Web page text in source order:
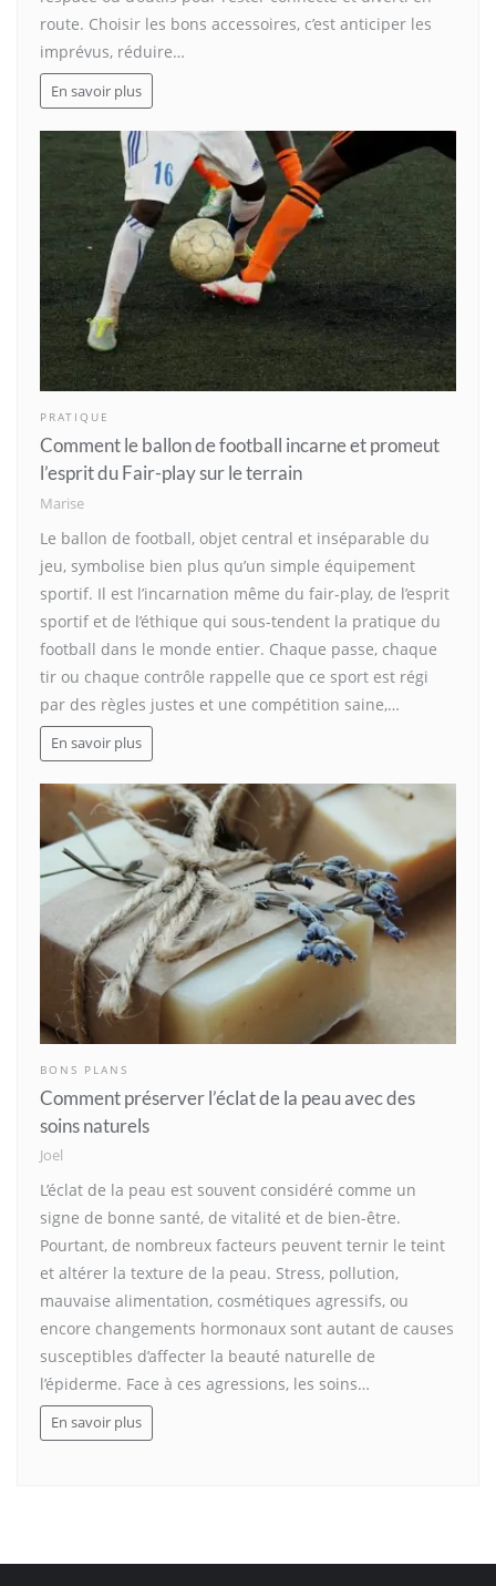
route. Choisir les bons accessoires, c’est anticiper les
imprévus, réduire…
En savoir plus
PRATIQUE
Comment le ballon de football incarne et promeut
l’esprit du Fair-play sur le terrain
Marise
Le ballon de football, objet central et inséparable du
jeu, symbolise bien plus qu’un simple équipement
sportif. Il est l’incarnation même du fair-play, de l’esprit
sportif et de l’éthique qui sous-tendent la pratique du
football dans le monde entier. Chaque passe, chaque
tir ou chaque contrôle rappelle que ce sport est régi
par des règles justes et une compétition saine,…
En savoir plus
BONS PLANS
Comment préserver l’éclat de la peau avec des
soins naturels
Joel
L’éclat de la peau est souvent considéré comme un
signe de bonne santé, de vitalité et de bien-être.
Pourtant, de nombreux facteurs peuvent ternir le teint
et altérer la texture de la peau. Stress, pollution,
mauvaise alimentation, cosmétiques agressifs, ou
encore changements hormonaux sont autant de causes
susceptibles d’affecter la beauté naturelle de
l’épiderme. Face à ces agressions, les soins…
En savoir plus